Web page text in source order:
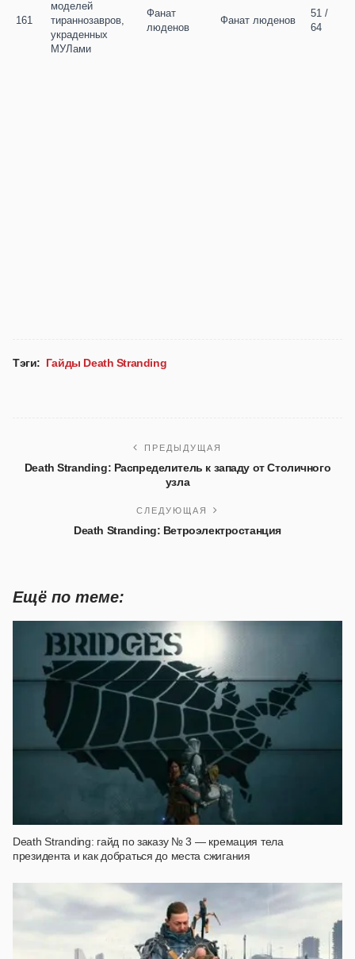
161
моделей
тираннозавров,
украденных
МУЛами
Фанат
люденов
Фанат люденов
51 /
64
Тэги: Гайды Death Stranding
ПРЕДЫДУЩАЯ
Death Stranding: Распределитель к западу от Столичного
узла
СЛЕДУЮЩАЯ
Death Stranding: Ветроэлектростанция
Ещё по теме:
Death Stranding: гайд по заказу № 3 — кремация тела
президента и как добраться до места сжигания